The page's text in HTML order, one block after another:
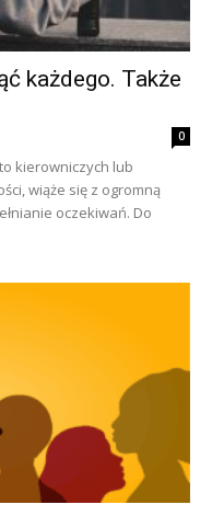
każdego. Także
0
kierowniczych lub
wiąże się z ogromną
oczekiwań. Do